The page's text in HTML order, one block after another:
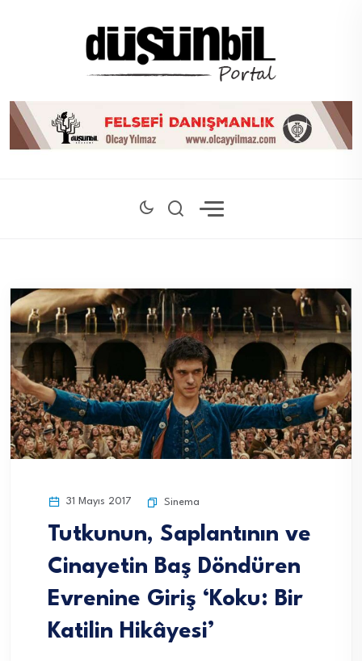
31 Mayıs 2017 Sinema
Tutkunun, Saplantının ve
Cinayetin Baş Döndüren
Evrenine Giriş ‘Koku: Bir
Katilin Hikâyesi’